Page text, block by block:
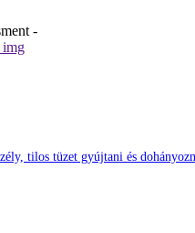
-
tilos tüzet gyújtani és